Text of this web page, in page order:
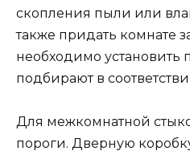
скопления пыли или
также придать комнате
необходимо установить
подбирают в
Для межкомнатной
пороги. Дверную